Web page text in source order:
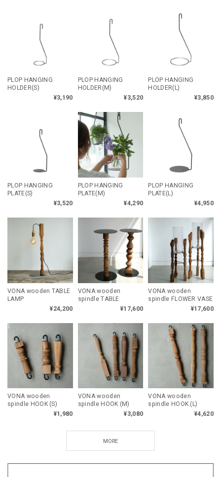
PLOP HANGING
HOLDER(S)
¥3,190
PLOP HANGING
HOLDER(M)
¥3,520
PLOP HANGING
HOLDER(L)
¥3,850
PLOP HANGING
PLATE(S)
¥3,520
PLOP HANGING
PLATE(M)
¥4,290
PLOP HANGING
PLATE(L)
¥4,950
VONA wooden TABLE
LAMP
¥24,200
VONA wooden
spindle TABLE
¥17,600
VONA wooden
spindle FLOWER VASE
¥17,600
VONA wooden
spindle HOOK (S)
¥1,980
VONA wooden
spindle HOOK (M)
¥3,080
VONA wooden
spindle HOOK (L)
¥4,620
MORE